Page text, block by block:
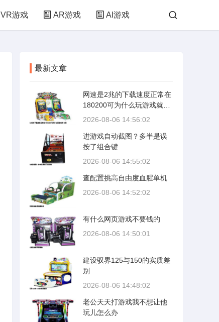
VR游戏 AR游戏 AI游戏
最新文章
网速是2兆的下载速度正常在
180200可为什么玩游戏就卡
呢
2026-08-06 14:56:02
进游戏自动截图？多半是误
按了组合键
2026-08-06 14:55:02
查配置挑高自由度血腥单机
2026-08-06 14:52:02
有什么网页游戏不要钱的
2026-08-06 14:50:01
建设驭界125与150的实质差
别
2026-08-06 14:48:02
老公天天打游戏我不想让他
玩儿怎么办